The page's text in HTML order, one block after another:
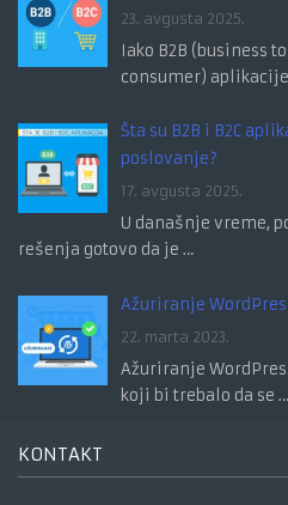
23. avgusta 2025.
Iako B2B (business
consumer)
Šta su B2B i B2C
poslovanje?
17. avgusta 2025.
U današnje vreme,
rešenja gotovo da je …
Ažuriranje
22. marta 2023.
Ažuriranje
koji bi trebalo da se …
KONTAKT